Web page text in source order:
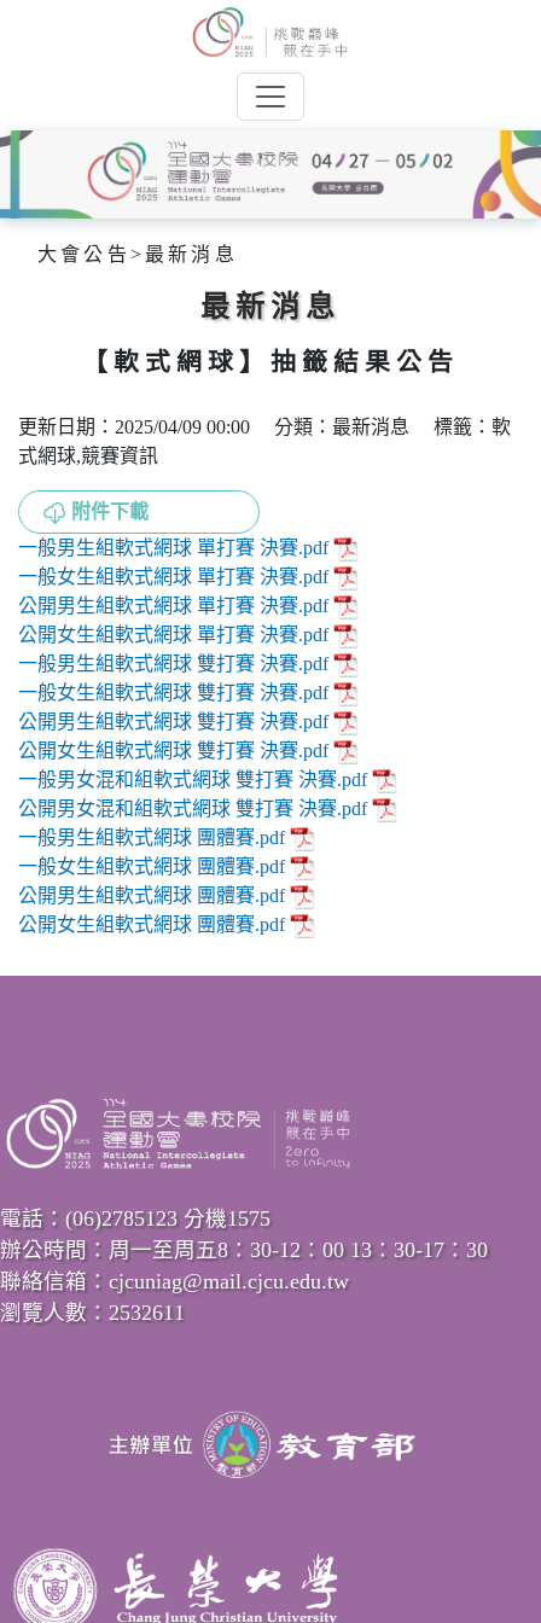
大會公告 > 最新消息
最新消息
【軟式網球】抽籤結果公告
更新日期：2025/04/09 00:00 分類：最新消息 標籤：軟
式網球,競賽資訊
附件下載
一般男生組軟式網球 單打賽 決賽.pdf
一般女生組軟式網球 單打賽 決賽.pdf
公開男生組軟式網球 單打賽 決賽.pdf
公開女生組軟式網球 單打賽 決賽.pdf
一般男生組軟式網球 雙打賽 決賽.pdf
一般女生組軟式網球 雙打賽 決賽.pdf
公開男生組軟式網球 雙打賽 決賽.pdf
公開女生組軟式網球 雙打賽 決賽.pdf
一般男女混和組軟式網球 雙打賽 決賽.pdf
公開男女混和組軟式網球 雙打賽 決賽.pdf
一般男生組軟式網球 團體賽.pdf
一般女生組軟式網球 團體賽.pdf
公開男生組軟式網球 團體賽.pdf
公開女生組軟式網球 團體賽.pdf
電話：(06)2785123 分機1575
辦公時間：周一至周五8：30-12：00 13：30-17：30
聯絡信箱：cjcuniag@mail.cjcu.edu.tw
瀏覽人數：2532611